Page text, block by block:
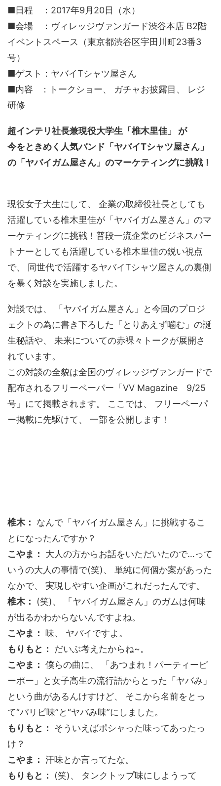
■日程 ：2017年9月20日（水）
■会場 ：ヴィレッジヴァンガード渋谷本店 B2階
イベントスペース（東京都渋谷区宇田川町23番3
号）
■ゲスト：ヤバイTシャツ屋さん
■内容 ：トークショー、 ガチャお披露目、 レジ
研修
超インテリ社長兼現役大学生「椎木里佳」 が
今をときめく人気バンド「ヤバイTシャツ屋さん」
の「ヤバイガム屋さん」のマーケティングに挑戦！
現役女子大生にして、 企業の取締役社長としても
活躍している椎木里佳が「ヤバイガム屋さん」のマ
ーケティングに挑戦！普段一流企業のビジネスパー
トナーとしても活躍している椎木里佳の鋭い視点
で、 同世代で活躍するヤバイTシャツ屋さんの裏側
を暴く対談を実施しました。
対談では、 「ヤバイガム屋さん」と今回のプロジ
ェクトの為に書き下ろした「とりあえず噛む」の誕
生秘話や、 未来についての赤裸々トークが展開さ
れています。
この対談の全貌は全国のヴィレッジヴァンガードで
配布されるフリーペーパー「VV Magazine 9/25
号」にて掲載されます。 ここでは、 フリーペーパ
ー掲載に先駆けて、 一部を公開します！
椎木：
なんで「ヤバイガム屋さん」に挑戦するこ
とになったんですか？
こやま：
大人の方からお話をいただいたので…って
いうの大人の事情で(笑)、 単純に何個か案があった
なかで、 実現しやすい企画がこれだったんです。
椎木：
(笑)、 「ヤバイガム屋さん」のガムは何味
が出るかわからないんですよね。
こやま： 味、 ヤバイですよ。
もりもと：
だいぶ考えたからね~。
こやま： 僕らの曲に、 「あつまれ！パーティーピ
ーポー」と女子高生の流行語からとった「ヤバみ」
という曲があるんけすけど、 そこから名前をとっ
て“パリピ味”と“ヤバみ味”にしました。
もりもと：
そういえばポシャった味ってあったっ
け？
こやま： 汗味とか言ってたな。
もりもと：
(笑)、 タンクトップ味にしようって